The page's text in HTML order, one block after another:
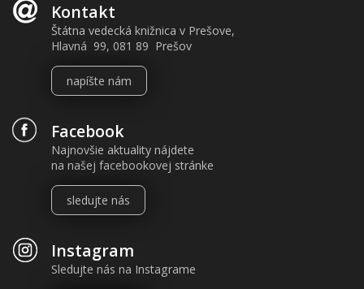
Kontakt
Štátna vedecká knižnica v Prešove,
Hlavná 99, 081 89 Prešov
napíšte nám
Facebook
Najnovšie aktuality nájdete
na našej facebookovej stránke
sledujte nás
Instagram
Sledujte nás na Instagrame